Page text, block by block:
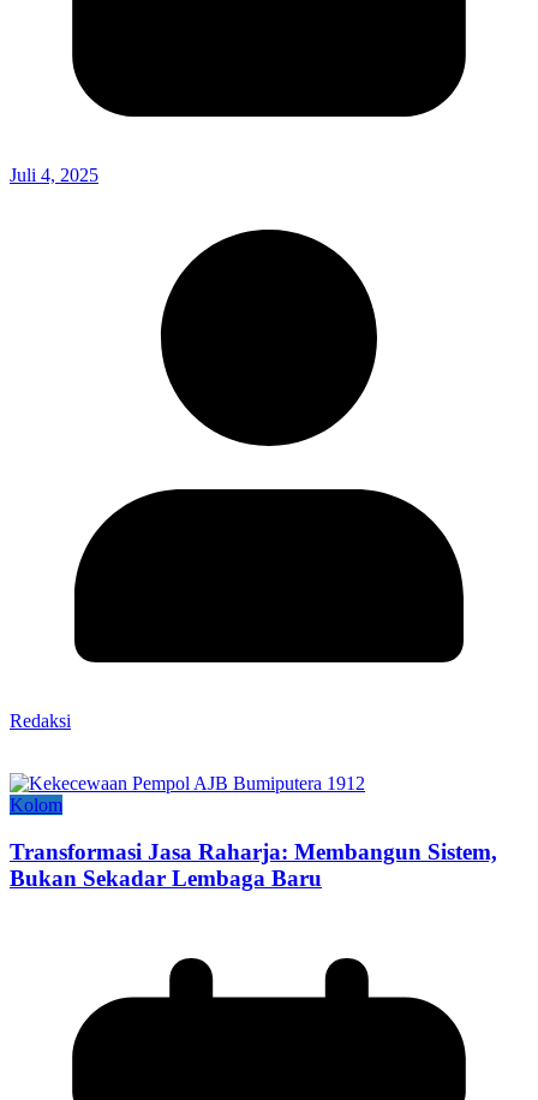
Juli 4, 2025
Redaksi
Kolom
Transformasi Jasa Raharja: Membangun Sistem,
Bukan Sekadar Lembaga Baru